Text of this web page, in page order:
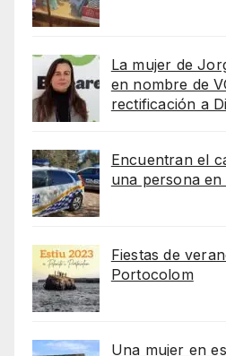
La mujer de
en nombre de
rectificación a
Encuentran el
una persona
Fiestas de
Portocolom
Una mujer en